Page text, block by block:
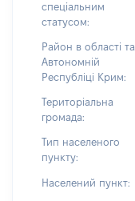
спеціальним
статусом:
Район в області та
Автономній
Республіці Крим:
Територіальна
громада:
Тип населеного
пункту:
Населений пункт: